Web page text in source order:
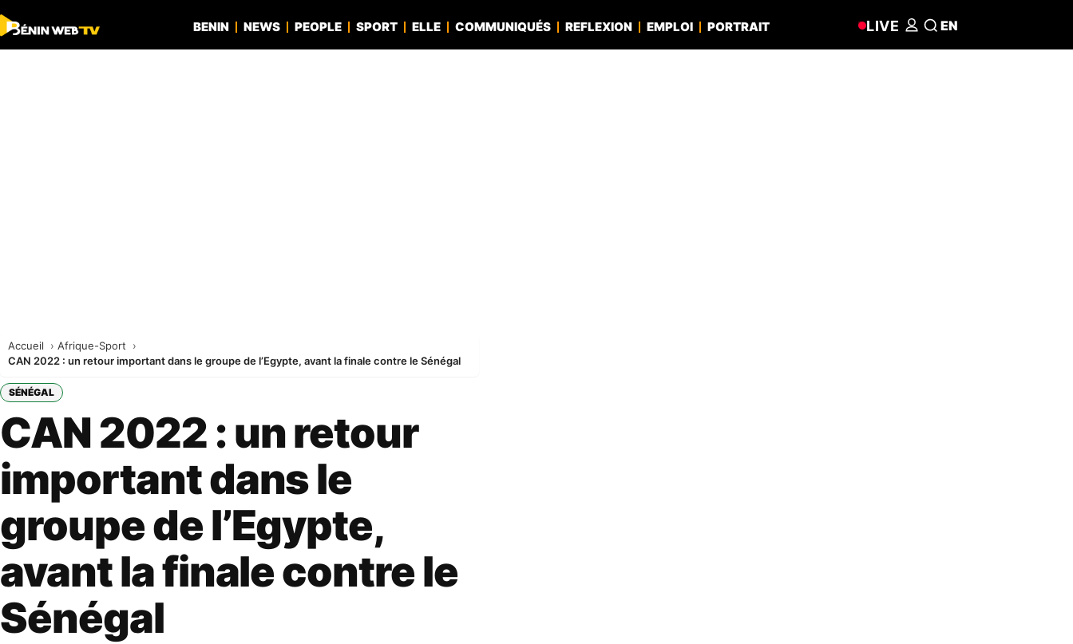
BENIN NEWS PEOPLE SPORT ELLE COMMUNIQUÉS REFLEXION EMPLOI PORTRAIT LIVE EN
Accueil
Afrique-Sport
CAN 2022 : un retour important dans le groupe de l’Egypte, avant la finale contre le Sénégal
SÉNÉGAL
CAN 2022 : un retour
important dans le
groupe de l’Egypte,
avant la finale contre le
Sénégal